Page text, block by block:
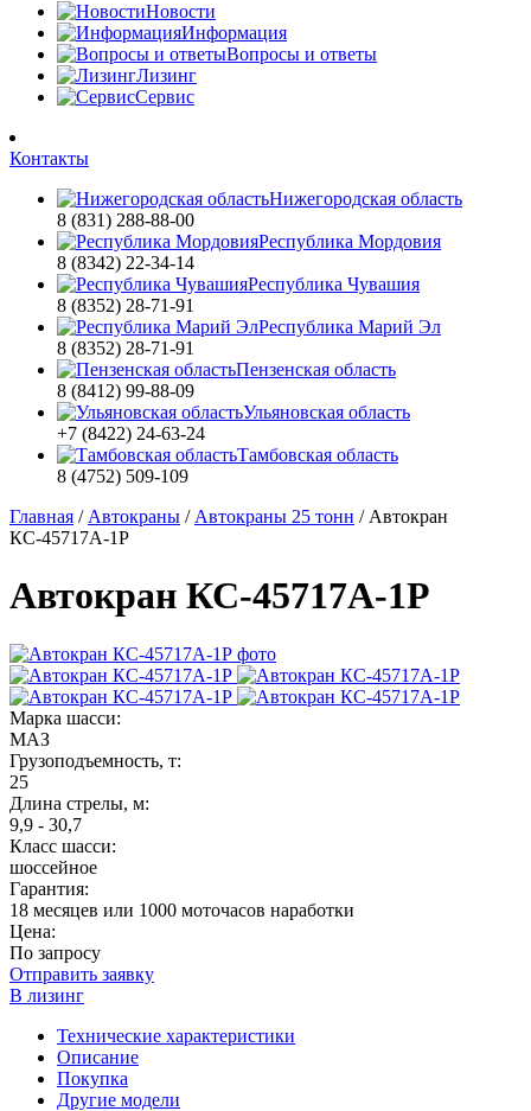
Новости
Информация
Вопросы и ответы
Лизинг
Сервис
Контакты
Нижегородская область
8 (831) 288-88-00
Республика Мордовия
8 (8342) 22-34-14
Республика Чувашия
8 (8352) 28-71-91
Республика Марий Эл
8 (8352) 28-71-91
Пензенская область
8 (8412) 99-88-09
Ульяновская область
+7 (8422) 24-63-24
Тамбовская область
8 (4752) 509-109
Главная / Автокраны / Автокраны 25 тонн / Автокран
КС-45717А-1Р
Автокран КС-45717А-1Р
Марка шасси:
МАЗ
Грузоподъемность, т:
25
Длина стрелы, м:
9,9 - 30,7
Класс шасси:
шоссейное
Гарантия:
18 месяцев или 1000 моточасов наработки
Цена:
По запросу
Отправить заявку
В лизинг
Технические характеристики
Описание
Покупка
Другие модели